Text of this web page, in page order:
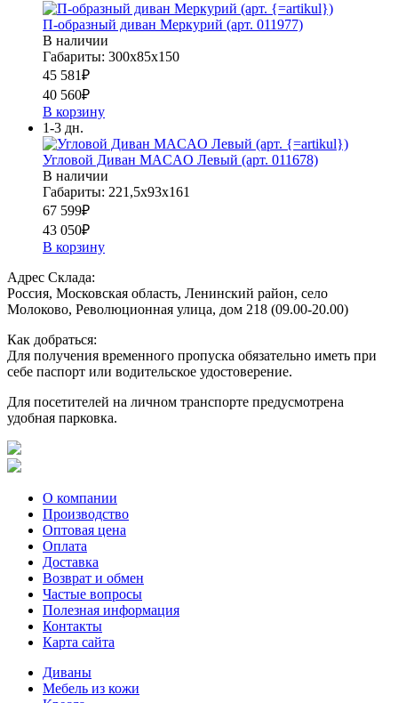
П-образный диван Меркурий (арт. 011977)
В наличии
Габариты: 300х85х150
45 581₽
40 560₽
В корзину
1-3 дн.
Угловой Диван MACAO Левый (арт. 011678)
В наличии
Габариты: 221,5х93х161
67 599₽
43 050₽
В корзину
Адрес Склада:
Россия, Московская область, Ленинский район, село
Молоково, Революционная улица, дом 218 (09.00-20.00)
Как добраться:
Для получения временного пропуска обязательно иметь при
себе паспорт или водительское удостоверение.
Для посетителей на личном транспорте предусмотрена
удобная парковка.
О компании
Производство
Оптовая цена
Оплата
Доставка
Возврат и обмен
Частые вопросы
Полезная информация
Контакты
Карта сайта
Диваны
Мебель из кожи